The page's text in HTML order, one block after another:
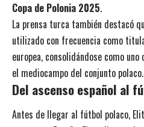
Copa de Polonia 2025.
La prensa turca también destacó
utilizado con frecuencia como
europea, consolidándose como
el mediocampo del conjunto polaco.
Del ascenso español al
Antes de llegar al fútbol polaco,